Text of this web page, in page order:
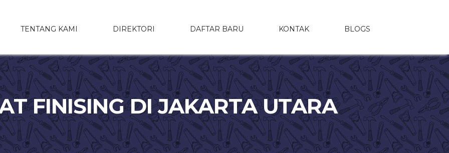
TENTANG KAMI DIREKTORI DAFTAR BARU KONTAK BLOGS
FINISING DI JAKARTA UTARA